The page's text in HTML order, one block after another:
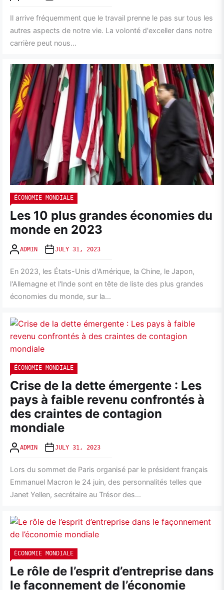
Il arrive fréquemment que le travail prenne le pas sur tous les
autres aspects de notre vie. La volonté d'exceller dans notre
carrière peut nous...
ÉCONOMIE MONDIALE
Les 10 plus grandes économies du
monde en 2023
ADMIN JULY 31, 2023
En 2023, les États-Unis d'Amérique, la Chine, le Japon,
l'Allemagne et l'Inde sont en tête de liste des plus grandes
économies du monde, sur la...
ÉCONOMIE MONDIALE
Crise de la dette émergente : Les
pays à faible revenu confrontés à
des craintes de contagion
mondiale
ADMIN JULY 31, 2023
Lors du sommet de Paris organisé par le président français
Emmanuel Macron le 24 juin, des personnalités telles que
Janet Yellen, secrétaire au Trésor des...
ÉCONOMIE MONDIALE
Le rôle de l’esprit d’entreprise dans
le façonnement de l’économie